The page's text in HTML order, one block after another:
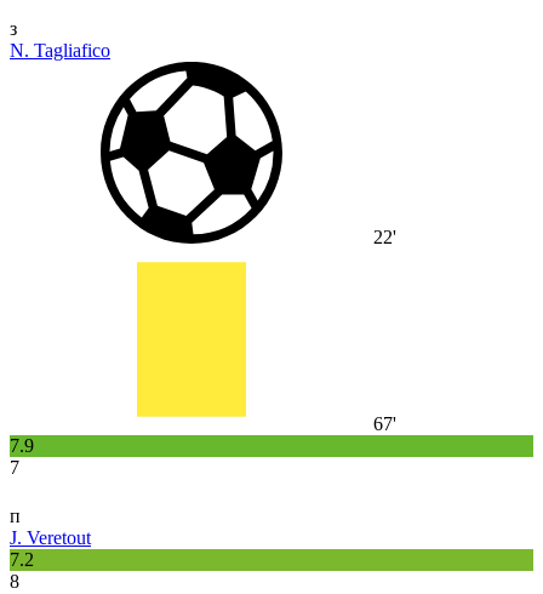
з
N. Tagliafico
22'
67'
7.9
7
п
J. Veretout
7.2
8